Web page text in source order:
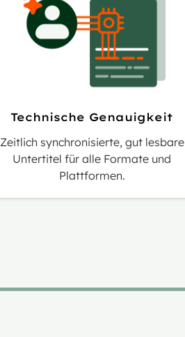
Technische Genauigkeit
Zeitlich synchronisierte, gut lesbare
Untertitel für alle Formate und
Plattformen.